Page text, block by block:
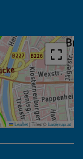
Leaflet|Tiles ©basemap.at